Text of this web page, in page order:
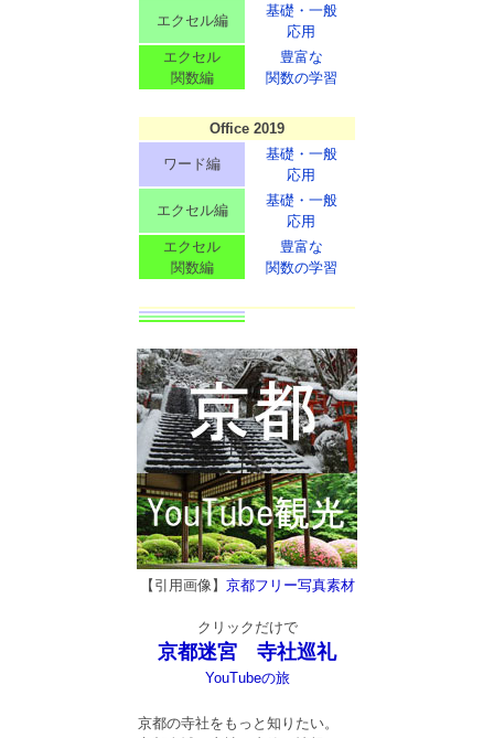
エクセル編
基礎・一般
応用
エクセル
関数編
豊富な
関数の学習
Office 2019
ワード編
基礎・一般
応用
エクセル編
基礎・一般
応用
エクセル
関数編
豊富な
関数の学習
【引用画像】 京都フリー写真素材
クリックだけで
京都迷宮 寺社巡礼
YouTubeの旅
京都の寺社をもっと知りたい。